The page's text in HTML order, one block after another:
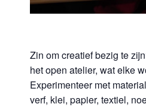
Zin om creatief bezig te
het open atelier, wat elke
Experimenteer met
verf, klei, papier, textiel,